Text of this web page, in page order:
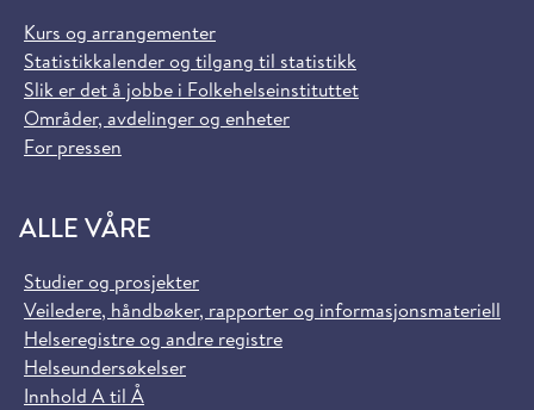
Kurs og arrangementer
Statistikkalender og tilgang til statistikk
Slik er det å jobbe i Folkehelseinstituttet
Områder, avdelinger og enheter
For pressen
ALLE VÅRE
Studier og prosjekter
Veiledere, håndbøker, rapporter og informasjonsmateriell
Helseregistre og andre registre
Helseundersøkelser
Innhold A til Å